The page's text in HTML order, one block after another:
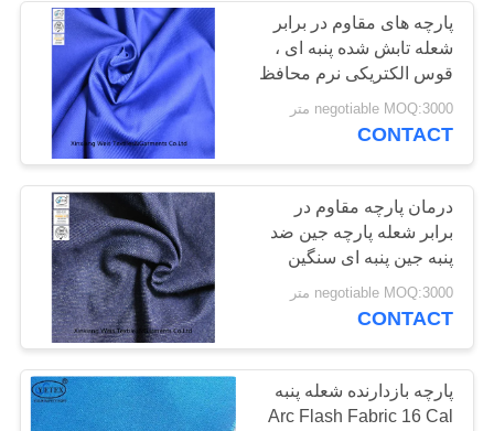
FR Bib به طور کلی
13
پیراهن مقاوم در برابر
آتش
18
پارچه های مقاوم در برابر
شعله تابش شده پنبه ای ،
قوس الکتریکی نرم محافظ
فلش
negotiable MOQ:3000 متر
CONTACT
درمان پارچه مقاوم در
برابر شعله پارچه جین ضد
پنبه جین پنبه ای سنگین
negotiable MOQ:3000 متر
CONTACT
پارچه بازدارنده شعله پنبه
Arc Flash Fabric 16 Cal